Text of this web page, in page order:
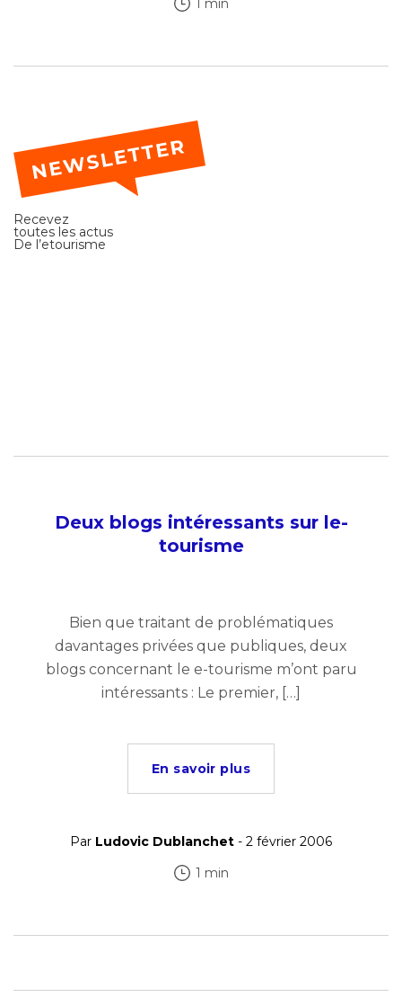
1 min
Recevez
toutes les actus
De l’etourisme
Deux blogs intéressants sur le-
tourisme
Bien que traitant de problématiques
davantages privées que publiques, deux
blogs concernant le e-tourisme m’ont paru
intéressants : Le premier, […]
En savoir plus
Par Ludovic Dublanchet - 2 février 2006
1 min